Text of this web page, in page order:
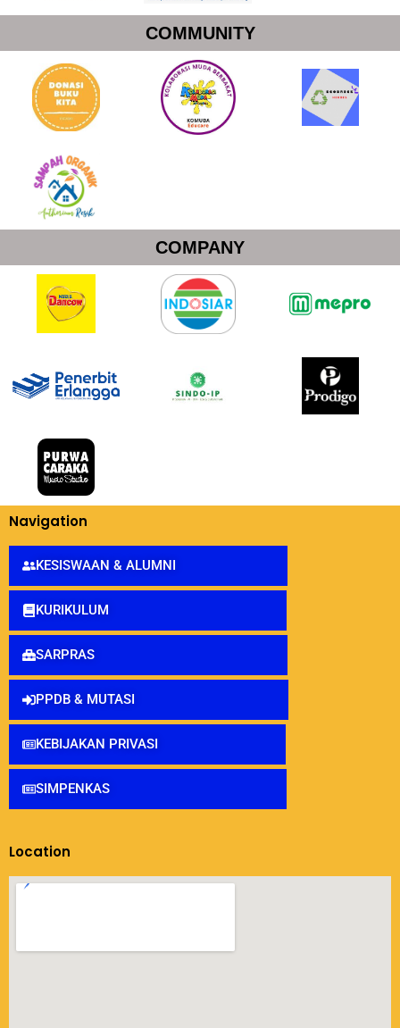
COMMUNITY
COMPANY
Navigation
KESISWAAN & ALUMNI
KURIKULUM
SARPRAS
PPDB & MUTASI
KEBIJAKAN PRIVASI
SIMPENKAS
Location